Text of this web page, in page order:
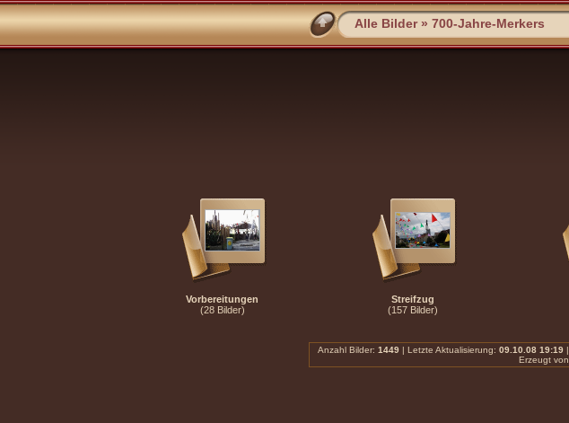
Alle Bilder» 700-Jahre-Merkers
Vorbereitungen
(28 Bilder)
Streifzug
(157 Bilder)
Anzahl Bilder: 1449| Letzte Aktualisierung: 09.10.08 19:19|
Erzeugt von